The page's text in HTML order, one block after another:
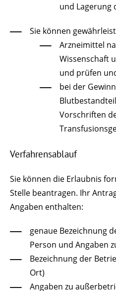
und Lagerung
Sie können
Arzneimittel
Wissenschaft
und prüfen
bei der
Vorschriften
Verfahrensablauf
Sie können die Erlaubnis
Stelle beantragen. Ihr
Angaben enthalten:
genaue Bezeichnung
Person und Angaben
Bezeichnung der
Ort)
Angaben zu